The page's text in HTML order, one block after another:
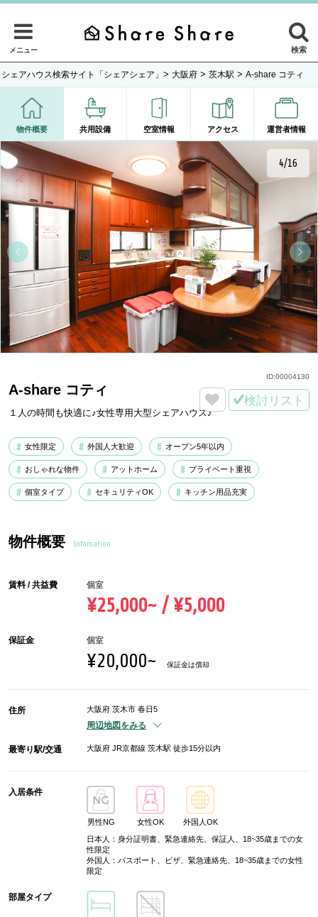
メニュー 検索
シェアハウス検索サイト「シェアシェア」 > 大阪府 > 茨木駅 > A-share コティ
物件概要 共用設備 空室情報 アクセス 運営者情報
4/16
A-share コティ
１人の時間も快適に♪女性専用大型シェアハウス♪
検討リスト
女性限定 外国人大歓迎 オープン5年以内
おしゃれな物件 アットホーム プライベート重視
個室タイプ セキュリティOK キッチン用品充実
ID:00004130
物件概要 Infomation
賃料 / 共益費 個室
¥25,000~ / ¥5,000
保証金 個室
¥20,000~ 保証金は償却
住所 大阪府 茨木市 春日5
周辺地図をみる
最寄り駅/交通 大阪府 JR京都線 茨木駅 徒歩15分以内
入居条件
男性NG 女性OK
外国人OK
日本人：身分証明書、緊急連絡先、保証人、18~35歳までの女
性限定
外国人：パスポート、ビザ、緊急連絡先、18~35歳までの女性
限定
部屋タイプ